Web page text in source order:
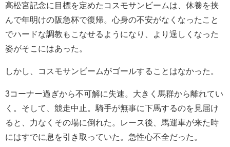
高松宮記念に目標を定めたコスモサンビームは、休養を挟
んで年明けの阪急杯で復帰。心身の不安がなくなったこと
でハードな調教もこなせるようになり、より逞しくなった
姿がそこにはあった。
しかし、コスモサンビームがゴールすることはなかった。
3コーナー過ぎから不可解に失速。大きく馬群から離れてい
く。そして、競走中止。騎手が無事に下馬するのを見届け
ると、力なくその場に倒れた。レース後、馬運車が来た時
にはすでに息を引き取っていた。急性心不全だった。